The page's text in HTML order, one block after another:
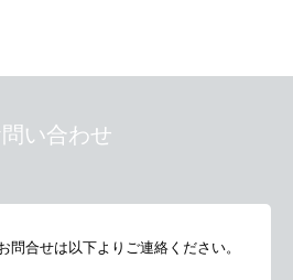
い合わせ
問合せは以下よりご連絡ください。